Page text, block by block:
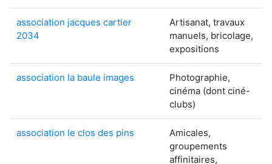
association jacques cartier
2034
Artisanat, travaux
manuels, bricolage,
expositions
association la baule images
Photographie,
cinéma (dont ciné-
clubs)
association le clos des pins
Amicales,
groupements
affinitaires,